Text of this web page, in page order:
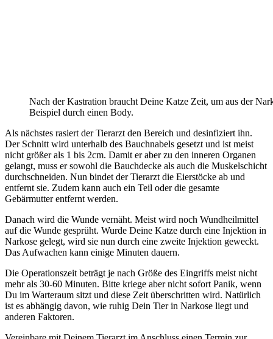
Nach der Kastration braucht Deine Katze Zeit, um aus der
Beispiel durch einen Body.
Als nächstes rasiert der Tierarzt den Bereich und desinfiziert ihn.
Der Schnitt wird unterhalb des Bauchnabels gesetzt und ist meist
nicht größer als 1 bis 2cm. Damit er aber zu den inneren Organen
gelangt, muss er sowohl die Bauchdecke als auch die Muskelschicht
durchschneiden. Nun bindet der Tierarzt die Eierstöcke ab und
entfernt sie. Zudem kann auch ein Teil oder die gesamte
Gebärmutter entfernt werden.
Danach wird die Wunde vernäht. Meist wird noch Wundheilmittel
auf die Wunde gesprüht. Wurde Deine Katze durch eine Injektion in
Narkose gelegt, wird sie nun durch eine zweite Injektion geweckt.
Das Aufwachen kann einige Minuten dauern.
Die Operationszeit beträgt je nach Größe des Eingriffs meist nicht
mehr als 30-60 Minuten. Bitte kriege aber nicht sofort Panik, wenn
Du im Warteraum sitzt und diese Zeit überschritten wird. Natürlich
ist es abhängig davon, wie ruhig Dein Tier in Narkose liegt und
anderen Faktoren.